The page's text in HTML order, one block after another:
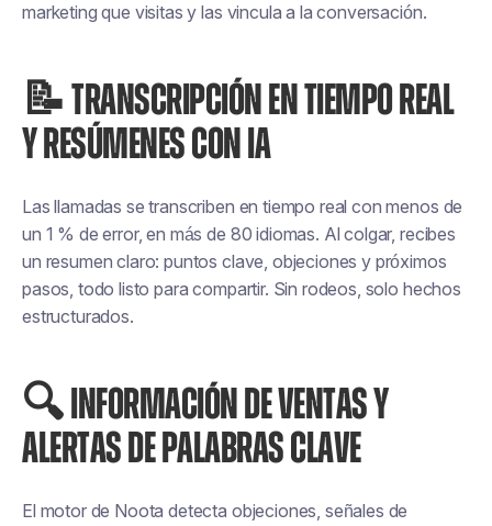
marketing que visitas y las vincula a la conversación.
📝 TRANSCRIPCIÓN EN TIEMPO REAL
Y RESÚMENES CON IA
Las llamadas se transcriben en tiempo real con menos de
un 1 % de error, en más de 80 idiomas. Al colgar, recibes
un resumen claro: puntos clave, objeciones y próximos
pasos, todo listo para compartir. Sin rodeos, solo hechos
estructurados.
🔍 INFORMACIÓN DE VENTAS Y
ALERTAS DE PALABRAS CLAVE
El motor de Noota detecta objeciones, señales de